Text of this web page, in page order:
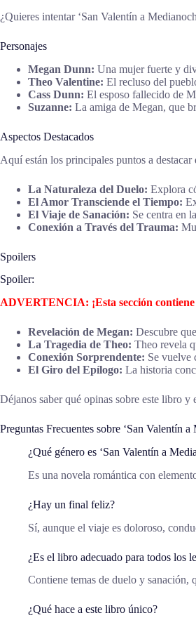
¿Quieres intentar ‘San Valentín a
Personajes
Megan Dunn: Una mujer fuerte y
Theo Valentine: El recluso del
Cass Dunn: El esposo fallecido de
Suzanne: La amiga de Megan, que
Aspectos Destacados
Aquí están los principales puntos a destacar
La Naturaleza del Duelo: Explora
El Amor Transciende el Tiempo:
El Viaje de Sanación: Se centra en
Conexión a Través del Trauma:
Spoilers
Spoiler:
ADVERTENCIA: ¡Esta sección contiene
Revelación de Megan: Descubre
La Tragedia de Theo: Theo revela
Conexión Sorprendente: Se vuelve
El Giro del Epílogo: La historia
Déjanos saber qué opinas sobre este libro
Preguntas Frecuentes sobre ‘San Valentín a
¿Qué género es ‘San Valentín a
Es una novela romántica con
¿Hay un final feliz?
Sí, aunque el viaje es doloroso,
¿Es el libro adecuado para todos los
Contiene temas de duelo y sanación,
¿Qué hace a este libro único?